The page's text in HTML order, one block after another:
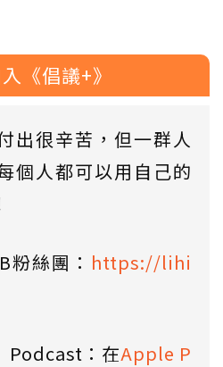
《倡議+》
出很辛苦，但一群人
個人都可以用自己的
粉絲團： https://lihi
Podcast：在Apple P